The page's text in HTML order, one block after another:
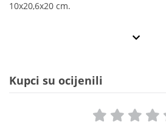
10x20,6x20 cm.
Kupci su ocijenili